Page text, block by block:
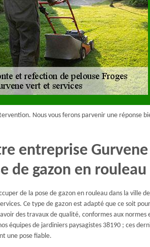
Nous vous ferons parvenir une réponse
entreprise
de gazon en rouleau
de la pose de gazon en rouleau dans la ville
Ce type de gazon est adapté que ce soit
avoir des travaux de qualité, conformes aux
équipes de jardiniers paysagistes 38190 ; ces
une pose fiable.